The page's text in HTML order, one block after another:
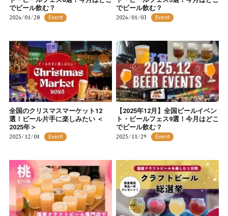
でビール飲む？
2026/01/28 Event
でビール飲む？
2026/01/03 Event
全国のクリスマスマーケット12
選！ビール片手に楽しみたい ＜
2025年＞
2025/12/04 Event
【2025年12月】全国ビールイベン
ト・ビールフェス9選！今月はどこ
でビール飲む？
2025/11/29 Event